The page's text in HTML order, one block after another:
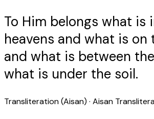
To Him belongs what is
heavens and what is on
and what is between
what is under the soil.
Transliteration (Aisan) · Aisan